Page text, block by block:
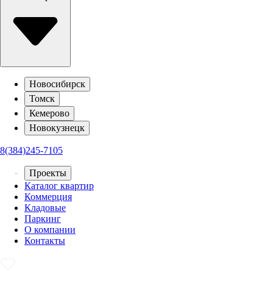
Новосибирск
Томск
Кемерово
Новокузнецк
8(384)245-7105
Проекты
Каталог квартир
Коммерция
Кладовые
Паркинг
О компании
Контакты